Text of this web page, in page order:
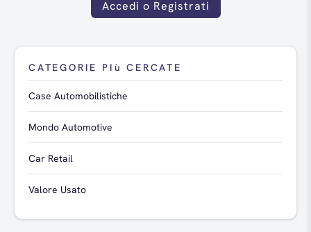
Accedi o Registrati
CATEGORIE PIù CERCATE
Case Automobilistiche
Mondo Automotive
Car Retail
Valore Usato